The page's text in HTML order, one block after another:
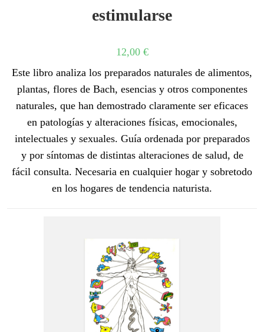
estimularse
12,00 €
Este libro analiza los preparados naturales de alimentos,
plantas, flores de Bach, esencias y otros componentes
naturales, que han demostrado claramente ser eficaces
en patologías y alteraciones físicas, emocionales,
intelectuales y sexuales. Guía ordenada por preparados
y por síntomas de distintas alteraciones de salud, de
fácil consulta. Necesaria en cualquier hogar y sobretodo
en los hogares de tendencia naturista.